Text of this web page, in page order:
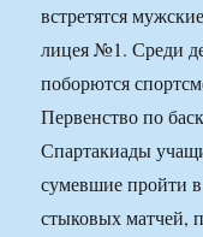
встретятся
лицея №1. Среди
поборются
Первенство по
Спартакиады
сумевшие пройти
стыковых матчей,